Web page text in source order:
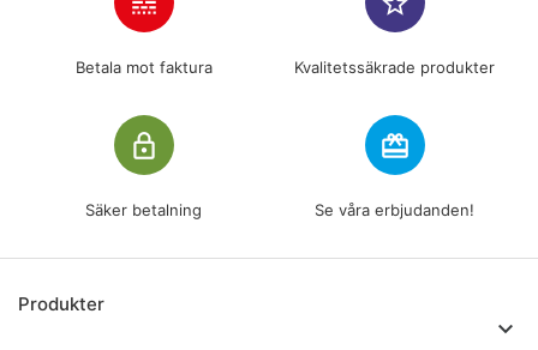
Betala mot faktura Kvalitetssäkrade produkter
lock_outline
Säker betalning
redeem
Se våra erbjudanden!
Produkter
